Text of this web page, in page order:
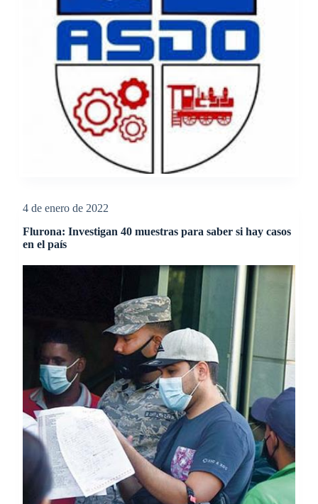
4 de enero de 2022
Flurona: Investigan 40 muestras para saber si hay casos
en el país